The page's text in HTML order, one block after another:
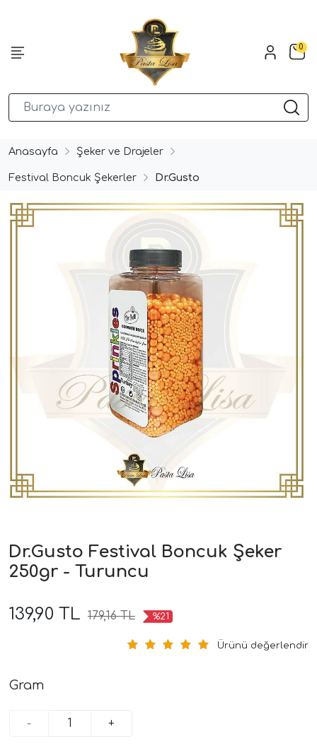
0
Anasayfa Şeker ve Drajeler
Festival Boncuk Şekerler Dr.Gusto
Dr.Gusto Festival Boncuk Şeker
250gr - Turuncu
139,90 TL 179,16 TL %21
Ürünü değerlendir
Gram
- +